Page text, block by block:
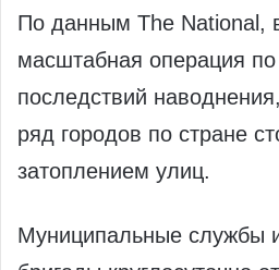
По данным The National,
масштабная операция
последствий
ряд городов по стране
затоплением улиц.
Муниципальные службы